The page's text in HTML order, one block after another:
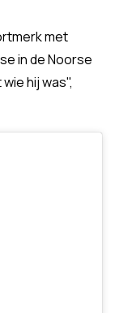
met
in de Noorse
hij was",